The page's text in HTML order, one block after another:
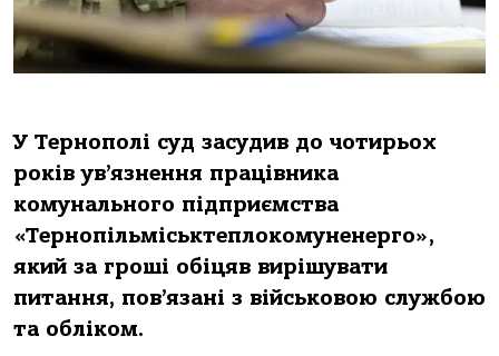
У Тернополі суд засудив до чотирьох
років ув’язнення працівника
комунального підприємства
«Тернопільміськтеплокомуненерго»,
який за гроші обіцяв вирішувати
питання, пов’язані з військовою службою
та обліком.